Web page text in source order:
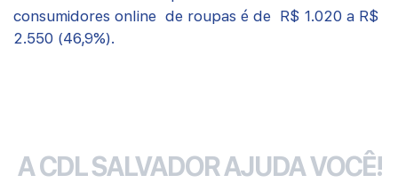
consumidores online de roupas é de R$ 1.020 a R$
2.550 (46,9%).
A CDL SALVADOR AJUDA VOCÊ!